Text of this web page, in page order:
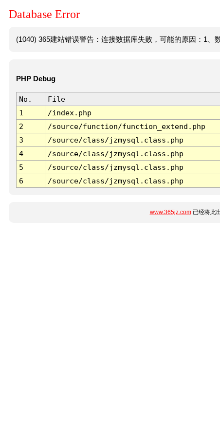
Database Error
(1040) 365建站错误警告：连接数据库失败，可能的原因：1、
PHP Debug
No. File
1
/index.php
2
/source/function/function_extend.php
3
/source/class/jzmysql.class.php
4
/source/class/jzmysql.class.php
5
/source/class/jzmysql.class.php
6
/source/class/jzmysql.class.php
www.365jz.com已经将此